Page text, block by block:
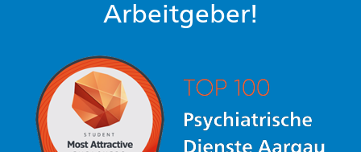
Arbeitgeber!